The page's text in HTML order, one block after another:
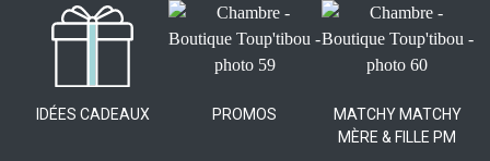
IDÉES CADEAUX PROMOS
MATCHY MATCHY
MÈRE & FILLE PM